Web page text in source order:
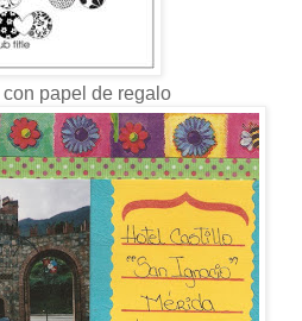
papel de regalo